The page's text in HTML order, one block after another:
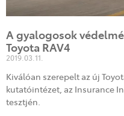
A gyalogosok
Toyota RAV4
2019.03.11.
Kiválóan szerepelt az új
kutatóintézet, az Insurance
tesztjén.